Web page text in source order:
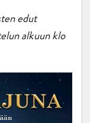
edut
alkuun klo